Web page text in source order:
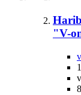
"V-